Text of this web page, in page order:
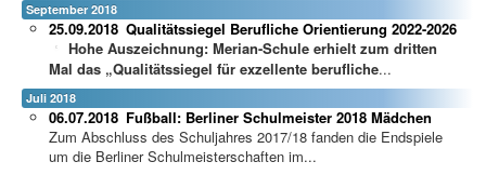
September 2018
Qualitätssiegel Berufliche Orientierung 2022-2026
25.09.2018
Hohe Auszeichnung: Merian-Schule erhielt zum dritten
Mal das „Qualitätssiegel für exzellente berufliche...
Juli 2018
Fußball: Berliner Schulmeister 2018 Mädchen
06.07.2018
Zum Abschluss des Schuljahres 2017/18 fanden die Endspiele
um die Berliner Schulmeisterschaften im...